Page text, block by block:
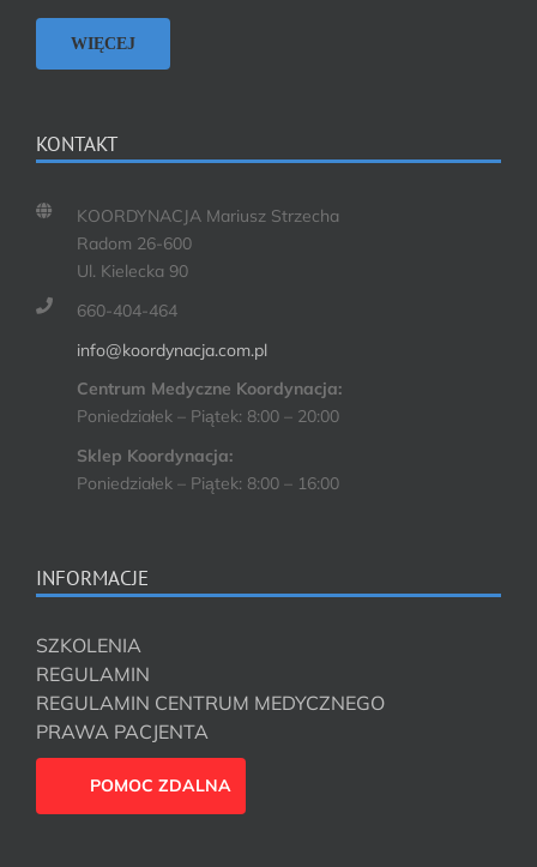
WIĘCEJ
KONTAKT
KOORDYNACJA Mariusz Strzecha
Radom 26-600
Ul. Kielecka 90
660-404-464
info@koordynacja.com.pl
Centrum Medyczne Koordynacja:
Poniedziałek – Piątek: 8:00 – 20:00
Sklep Koordynacja:
Poniedziałek – Piątek: 8:00 – 16:00
INFORMACJE
SZKOLENIA
REGULAMIN
REGULAMIN CENTRUM MEDYCZNEGO
PRAWA PACJENTA
POMOC ZDALNA